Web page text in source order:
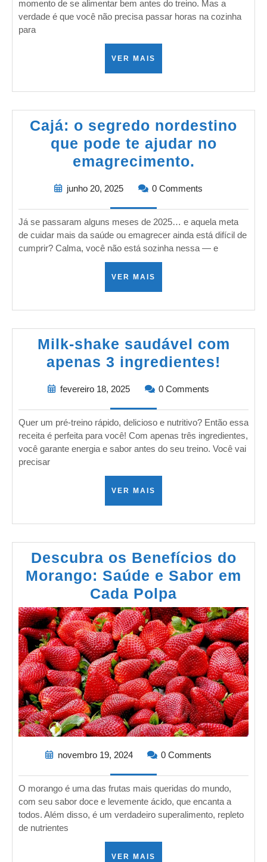
momento de se alimentar bem antes do treino. Mas a
verdade é que você não precisa passar horas na cozinha
para
VER MAIS
Cajá: o segredo nordestino
que pode te ajudar no
emagrecimento.
junho 20, 2025 0 Comments
Já se passaram alguns meses de 2025… e aquela meta
de cuidar mais da saúde ou emagrecer ainda está difícil de
cumprir? Calma, você não está sozinha nessa — e
VER MAIS
Milk-shake saudável com
apenas 3 ingredientes!
fevereiro 18, 2025 0 Comments
Quer um pré-treino rápido, delicioso e nutritivo? Então essa
receita é perfeita para você! Com apenas três ingredientes,
você garante energia e sabor antes do seu treino. Você vai
precisar
VER MAIS
Descubra os Benefícios do
Morango: Saúde e Sabor em
Cada Polpa
novembro 19, 2024 0 Comments
O morango é uma das frutas mais queridas do mundo,
com seu sabor doce e levemente ácido, que encanta a
todos. Além disso, é um verdadeiro superalimento, repleto
de nutrientes
VER MAIS